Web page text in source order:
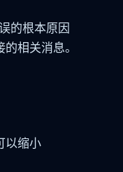
的根本原因
相关消息。
以缩小